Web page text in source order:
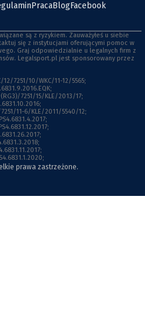
PracaBlogFacebook
są z ryzykiem. Zauważyłeś u siebie
się z instytucjami oferującymi pomoc w
Graj odpowiedzialnie u legalnych firm z
Legalsport.pl jest sponsorowany przez
7251/10/WKC/11-12/5565;
7251/15/KLE/2013/17;
11-6/KLE/2011/5540/12;
prawa zastrzeżone.